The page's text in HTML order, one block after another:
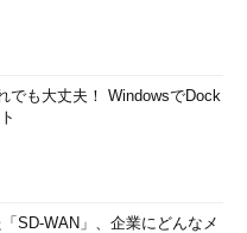
でも大丈夫！ WindowsでDock
SD-WAN」、企業にどんなメ